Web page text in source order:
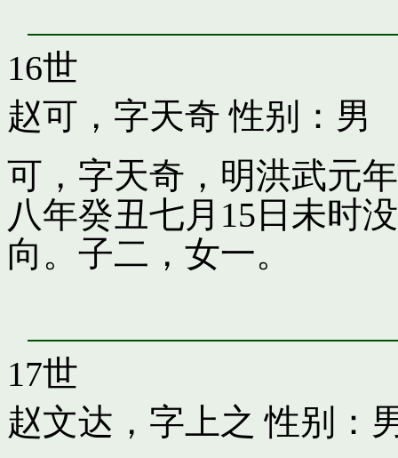
16世
赵可，字天奇 性别：男
可，字天奇，明洪武元
八年癸丑七月15日未时
向。子二，女一。
17世
赵文达，字上之 性别：